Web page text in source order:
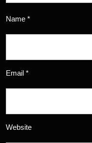
Name *
Email *
Website